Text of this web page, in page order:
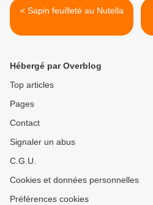
< Sapin feuilleté au Nutella
Hébergé par Overblog
Top articles
Pages
Contact
Signaler un abus
C.G.U.
Cookies et données personnelles
Préférences cookies